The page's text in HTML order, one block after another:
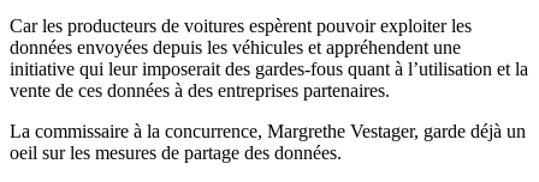
Car les producteurs de voitures espèrent pouvoir exploiter les
données envoyées depuis les véhicules et appréhendent une
initiative qui leur imposerait des gardes-fous quant à l’utilisation et la
vente de ces données à des entreprises partenaires.
La commissaire à la concurrence, Margrethe Vestager, garde déjà un
oeil sur les mesures de partage des données.